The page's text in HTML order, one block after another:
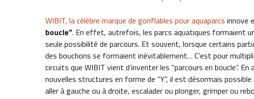
WIBIT, la célèbre marque de gonflables pour aquaparcs innove
boucle”. En effet, autrefois, les parcs aquatiques formaient
seule possibilité de parcours. Et souvent, lorsque certains
des bouchons se formaient inévitablement… C’est pour
circuits que WIBIT vient d’inventer les “parcours en boucle”.
nouvelles structures en forme de “Y”, il est désormais
aller à gauche ou à droite, escalader ou plonger, grimper ou